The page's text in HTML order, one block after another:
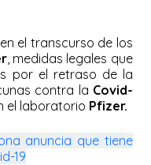
el transcurso de los
, medidas legales que
por el retraso de la
contra la Covid-
el laboratorio Pfizer.
anuncia que tiene
19